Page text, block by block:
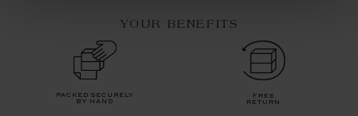
YOUR BENEFITS
packed securely
by hand
free
return